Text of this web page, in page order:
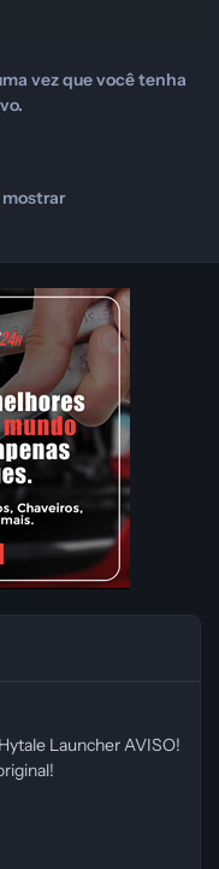
vez que você tenha
mostrar
Launcher AVISO!